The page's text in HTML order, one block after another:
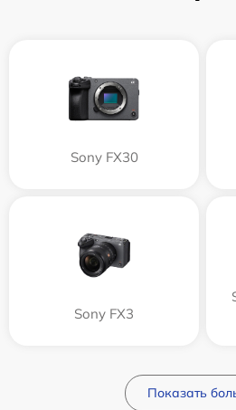
Sony FX30
Sony FX3
Показать